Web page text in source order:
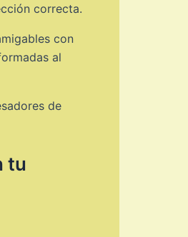
correcta.
con
al
de
tu